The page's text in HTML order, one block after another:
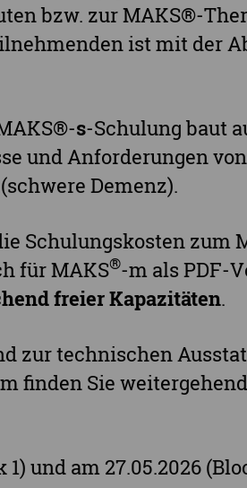
bzw. zur MAKS®-
ist mit der
s-Schulung baut
und Anforderungen
Demenz).
Schulungskosten zum
für MAKS®-m als PDF-
freier Kapazitäten.
zur technischen
finden Sie
1) und am 27.05.2026